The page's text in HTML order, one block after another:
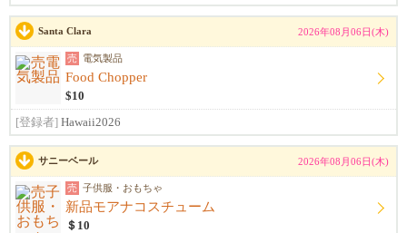
Santa Clara 2026年08月06日(木)
売 電気製品
Food Chopper
$10
[登録者] Hawaii2026
サニーベール 2026年08月06日(木)
売 子供服・おもちゃ
新品モアナコスチューム
＄10